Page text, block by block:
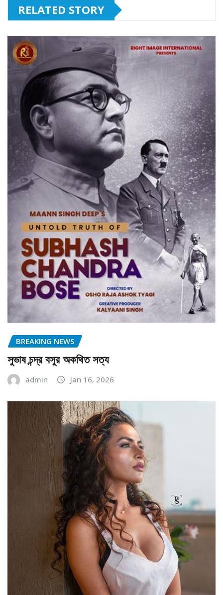
RELATED STORY
BREAKING NEWS
সুভাষ চন্দ্র বসুর অকথিত সত্য
admin Jan 16, 2026